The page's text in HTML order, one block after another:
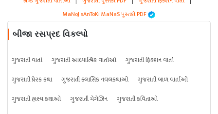
MaNoJ sAnToKi MaNaS પુસ્તકો PDF
બીજા રસપ્રદ વિકલ્પો
ગુજરાતી વાર્તા ગુજરાતી આધ્યાત્મિક વાર્તાઓ
ગુજરાતી ફિક્શન વાર્તા
ગુજરાતી પ્રેરક કથા
ગુજરાતી ક્લાસિક નવલકથાઓ
ગુજરાતી બાળ વાર્તાઓ
ગુજરાતી હાસ્ય કથાઓ
ગુજરાતી મેગેઝિન
ગુજરાતી કવિતાઓ